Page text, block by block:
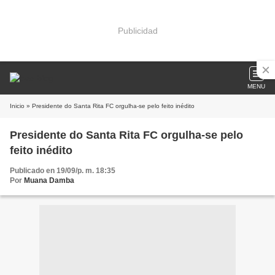
Publicidad
MENU
Inicio » Presidente do Santa Rita FC orgulha-se pelo feito inédito
Presidente do Santa Rita FC orgulha-se pelo
feito inédito
Publicado en 19/09/p. m. 18:35
Por Muana Damba